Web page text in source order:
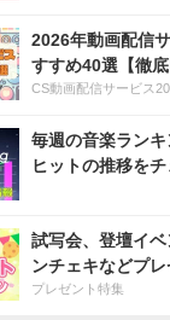
2026年動画配信
すすめ40選【徹底
CS動画配信サービス
毎週の音楽ランキ
ヒットの推移をチ
試写会、登壇イベ
ンチェキなどプレ
プレゼント特集